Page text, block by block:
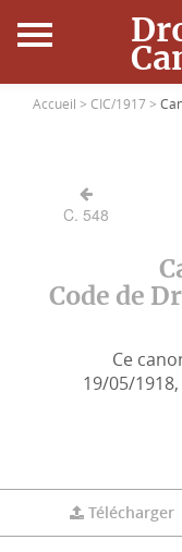
Accueil
Ressources
Accueil > CIC/1917 >
C. 548
Code de
Ce
19/05/
Télécharger